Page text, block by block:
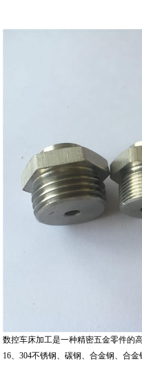
数控车床加工是一种精密五金零件的
16、304不锈钢、碳钢、合金钢、合